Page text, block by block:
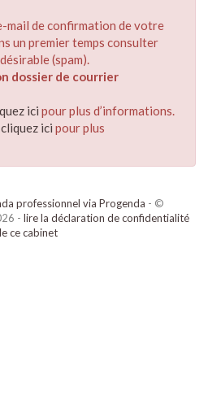
mail de confirmation de votre
un premier temps consulter
(spam).
dossier de courrier
ici pour plus d’informations.
cliquez ici pour plus
professionnel via Progenda - ©
- lire la déclaration de confidentialité
ce cabinet